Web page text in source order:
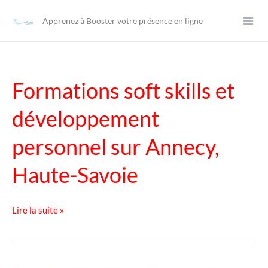
contenu
Apprenez à Booster votre présence en ligne
Formations soft skills et
développement
personnel sur Annecy,
Haute-Savoie
Formations
skills
Lire la suite »